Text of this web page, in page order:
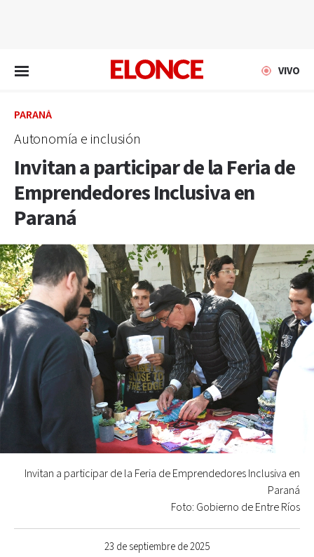
VIVO
PARANÁ
Autonomía e inclusión
Invitan a participar de la Feria de
Emprendedores Inclusiva en
Paraná
23 de septiembre de 2025
Invitan a participar de la Feria de Emprendedores Inclusiva en
Paraná
Foto: Gobierno de Entre Ríos